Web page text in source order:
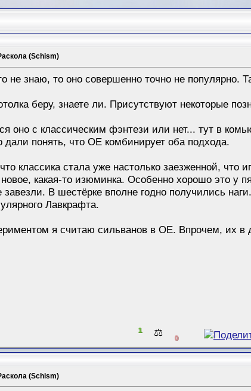
(Schism)
не знаю, то оно совершенно точно не популярно.
беру, знаете ли. Присутствуют некоторые
оно с классическим фэнтези или нет... тут в
дали понять, что ОЕ комбинирует оба подхода.
классика стала уже настолько заезженной,
какая-то изюминка. Особенно хорошо это у
завезли. В шестёрке вполне годно получились
Лавкрафта.
я считаю сильванов в ОЕ. Впрочем, их в
1 ⚖️ 0
(Schism)